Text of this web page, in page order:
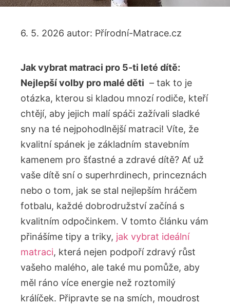
6. 5. 2026 autor: Přírodní-Matrace.cz
Jak vybrat matraci pro 5-ti leté dítě:
‌Nejlepší volby pro malé děti ⁣ – tak to je
otázka, kterou si kladou mnozí rodiče, kteří
chtějí,​ aby jejich malí spáči zažívali sladké
sny na té nejpohodlnější matraci! Víte, že
kvalitní spánek je základním stavebním
kamenem pro šťastné a zdravé dítě? Ať už
vaše dítě sní o superhrdinech, princeznách
nebo o tom, jak se‍ stal nejlepším hráčem
fotbalu, každé dobrodružství začíná ‍s
⁢kvalitním ⁢odpočinkem. V tomto ​článku vám
přinášíme tipy a triky, jak vybrat ideální
matraci, která nejen podpoří zdravý růst
vašeho malého, ale také mu pomůže, ⁢aby
měl ráno více energie než roztomilý
‍králíček. Připravte se na smích,⁢ moudrost